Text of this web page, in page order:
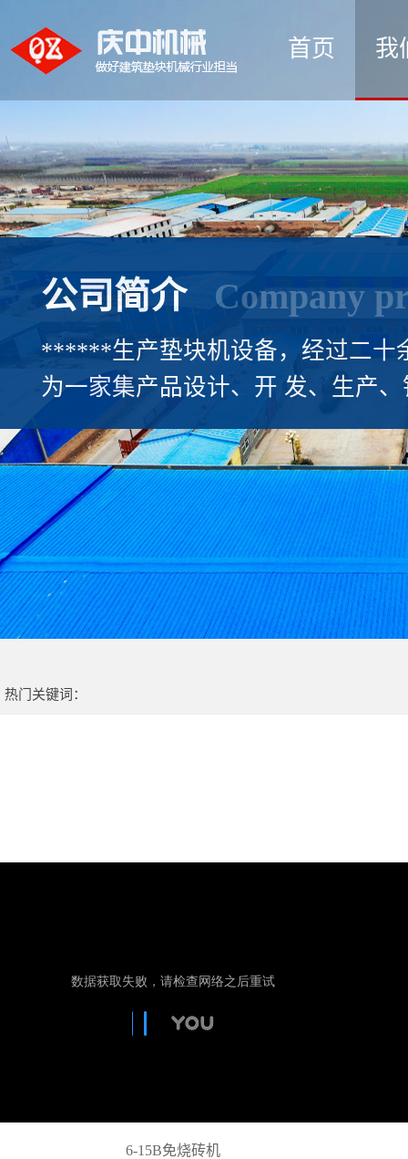
首页 我
公司简介 Company
******生产垫块机设备，经过二十
为一家集产品设计、开 发、生产
热门关键词：
6-15B免烧砖机